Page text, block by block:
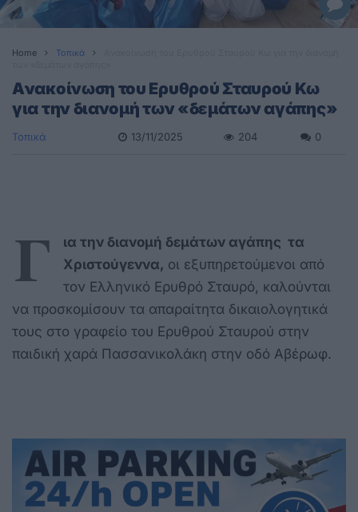
Home Τοπικά
Aνακοίνωση του Ερυθρού Σταυρού Κω
για την διανομή των «δεμάτων αγάπης»
Τοπικά 13/11/2025 204 0
Γ ια την διανομή δεμάτων αγάπης τα
Χριστούγεννα, οι εξυπηρετούμενοι από
τον Ελληνικό Ερυθρό Σταυρό, καλούνται
να προσκομίσουν τα απαραίτητα δικαιολογητικά
τους στο γραφείο του Ερυθρού Σταυρού στην
παιδική χαρά Πασσανικολάκη στην οδό Αβέρωφ.